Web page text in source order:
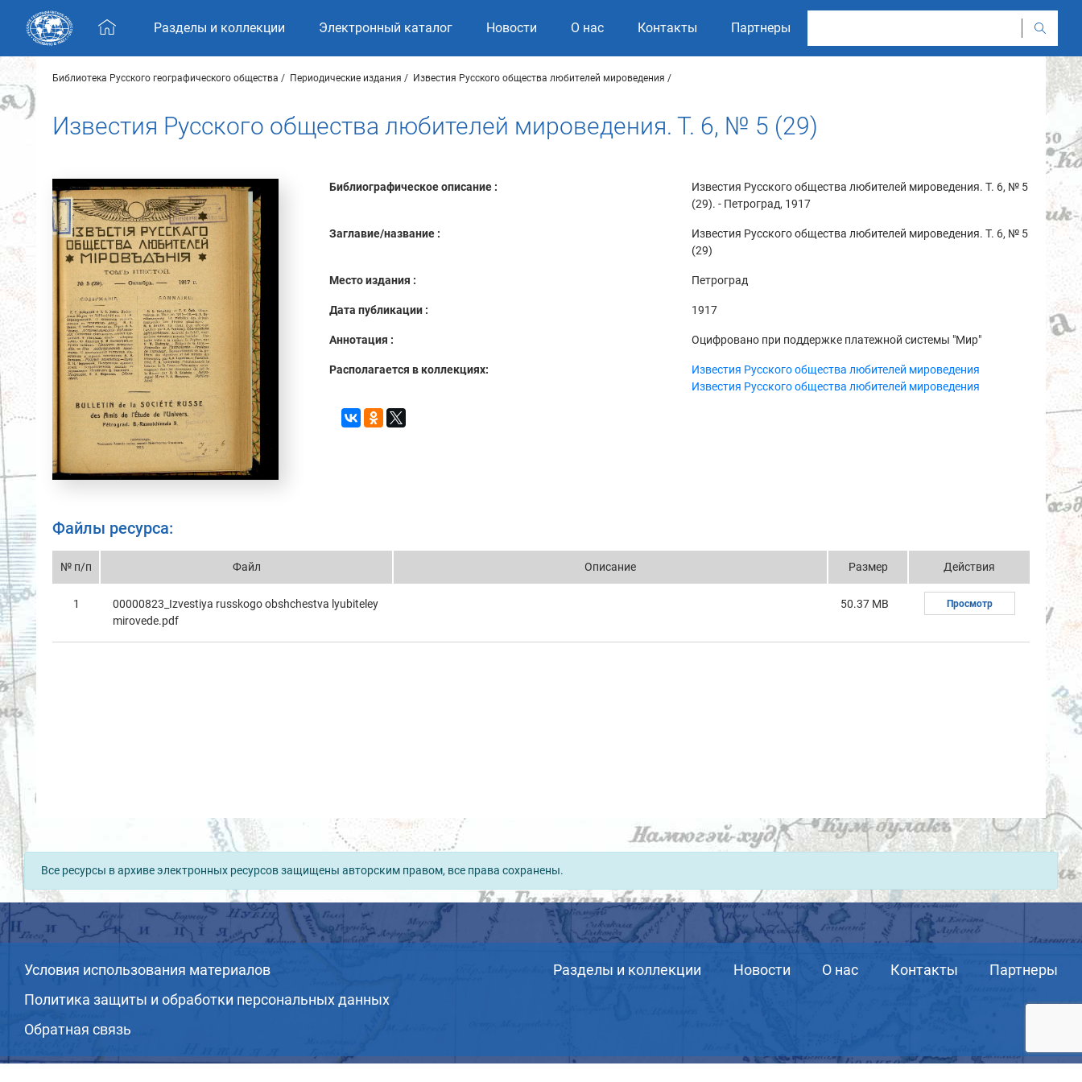
Skip navigation
Разделы и коллекции Электронный каталог Новости О нас Контакты Партнеры
Библиотека Русского географического общества Периодические издания Известия Русского общества любителей мироведения
Известия Русского общества любителей мироведения. Т. 6, № 5 (29)
Библиографическое описание :
Известия Русского общества любителей мироведения. Т. 6, № 5
(29). - Петроград, 1917
Заглавие/название :
Известия Русского общества любителей мироведения. Т. 6, № 5
(29)
Место издания : Петроград
Дата публикации : 1917
Аннотация : Оцифровано при поддержке платежной системы "Мир"
Располагается в коллекциях:
Известия Русского общества любителей мироведения
Известия Русского общества любителей мироведения
Файлы ресурса:
№ п/п Файл Описание Размер Действия
1
00000823_Izvestiya russkogo obshchestvа lyubiteley
mirovede.pdf
50.37 MB Просмотр
Все ресурсы в архиве электронных ресурсов защищены авторским правом, все права сохранены.
Условия использования материалов
Политика защиты и обработки персональных данных
Обратная связь
Разделы и коллекции Новости О нас Контакты Партнеры